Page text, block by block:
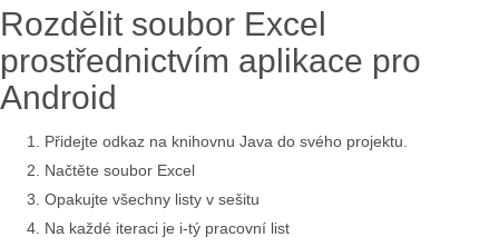
Rozdělit soubor Excel
prostřednictvím aplikace pro
Android
Přidejte odkaz na knihovnu Java do svého projektu.
Načtěte soubor Excel
Opakujte všechny listy v sešitu
Na každé iteraci je i-tý pracovní list